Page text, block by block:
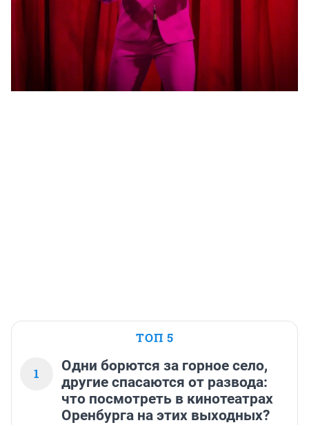
ТОП 5
1
Одни борются за горное село,
другие спасаются от развода:
что посмотреть в кинотеатрах
Оренбурга на этих выходных?